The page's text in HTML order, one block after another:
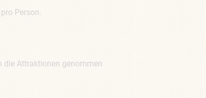
pro Person.
die Attraktionen genommen